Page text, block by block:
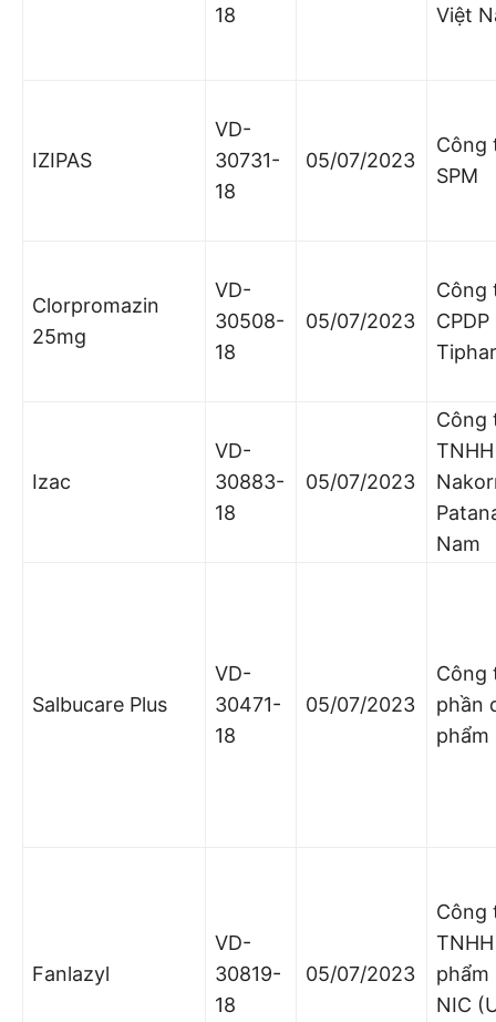
18
Việt
IZIPAS
VD-
30731-
18
05/07/2023
Công
SPM
Clorpromazin
25mg
VD-
30508-
18
05/07/2023
Công
CPDP
Izac
VD-
30883-
18
05/07/2023
Công
Nam
Salbucare Plus
VD-
30471-
18
05/07/2023
Công
phần
phẩm
Fanlazyl
VD-
30819-
18
05/07/2023
Công
phẩm
NIC